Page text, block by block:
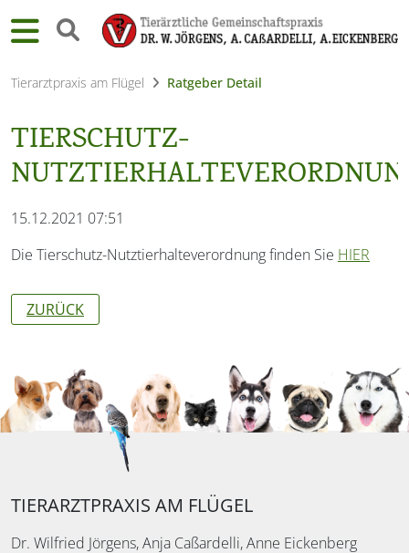
Tierarztpraxis am Flügel Ratgeber Detail
TIERSCHUTZ-
15.12.2021 07:51
Die Tierschutz-Nutztierhalteverordnung finden Sie HIER
ZURÜCK
TIERARZTPRAXIS AM FLÜGEL
Dr. Wilfried Jörgens, Anja Caßardelli, Anne Eickenberg